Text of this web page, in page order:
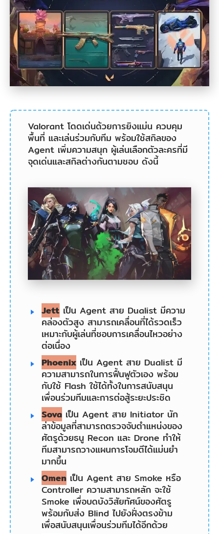
ทด้วย
เสียง
ใน
เกม
Valorant
2.1
ตอน
การ
เปิด
งาน
Voice
Chat
2.2
ขั้น
ตอน
ตั้ง
ค่า
การ
ฟัง
อย่าง
เดียว
2.3
วิธี
ปิด
เสียง
ผู้
เล่น
บาง
คน
(Mute
เฉพาะ
Valorant โดดเด่นด้วยการยิงแม่น ควบคุม
พื้นที่ และเล่นร่วมกับทีม พร้อมใช้สกิลของ
Agent เพิ่มความสนุก ผู้เล่นเลือกตัวละครที่มี
จุดเด่นและสกิลต่างกันตามชอบ ดังนี้
Jett เป็น Agent สาย Dualist มีความ
คล่องตัวสูง สามารถเคลื่อนที่ได้รวดเร็ว
เหมาะกับผู้เล่นที่ชอบการเคลื่อนไหวอย่าง
ต่อเนื่อง
Phoenix เป็น Agent สาย Dualist มี
ความสามารถในการฟื้นฟูตัวเอง พร้อม
กับใช้ Flash ใช้ได้ทั้งในการสนับสนุน
เพื่อนร่วมทีมและการต่อสู้ระยะประชิด
Sova เป็น Agent สาย Initiator นัก
ล่าข้อมูลที่สามารถตรวจจับตำแหน่งของ
ศัตรูด้วยธนู Recon และ Drone ทำให้
ทีมสามารถวางแผนการโจมตีได้แม่นยำ
มากขึ้น
Omen เป็น Agent สาย Smoke หรือ
Controller ความสามารถหลัก จะใช้
Smoke เพื่อบดบังวิสัยทัศน์ของศัตรู
พร้อมกับส่ง Blind ไปยังฝั่งตรงข้าม
เพื่อสนับสนุนเพื่อนร่วมทีมได้อีกด้วย